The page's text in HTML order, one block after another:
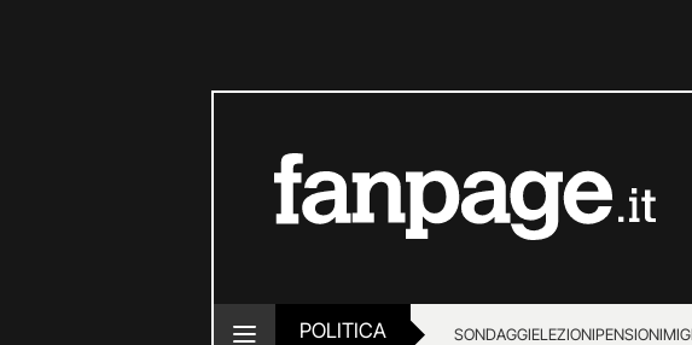
POLITICA SONDAGGIELEZIONIPENSIONI